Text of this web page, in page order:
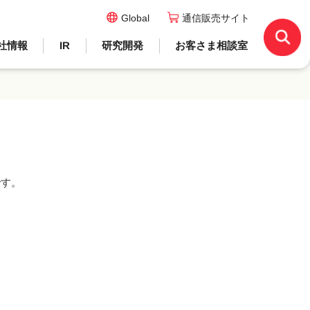
情報 IR 研究開発 お客さま相談室
Global 通信販売サイト
。